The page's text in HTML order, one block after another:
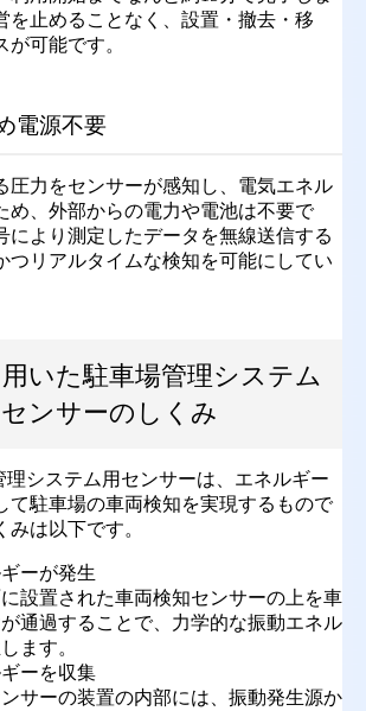
を止めることなく、設置・撤去・移
可能です。
電源不要
圧力をセンサーが感知し、電気エネル
め、外部からの電力や電池は不要で
により測定したデータを無線送信する
つリアルタイムな検知を可能にしてい
いた駐車場管理システム
ンサーのしくみ
理システム用センサーは、エネルギー
て駐車場の車両検知を実現するもので
は以下です。
ーが発生
設置された車両検知センサーの上を車
通過することで、力学的な振動エネル
ます。
ーを収集
サーの装置の内部には、振動発生源か